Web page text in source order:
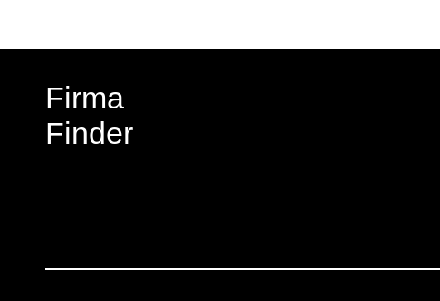
Firma
Finder